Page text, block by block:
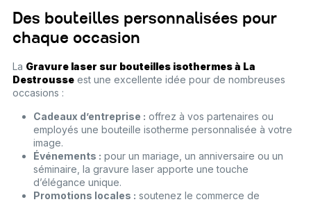
Des bouteilles personnalisées pour
chaque occasion
La Gravure laser sur bouteilles isothermes à La
Destrousseest une excellente idée pour de nombreuses
occasions :
Cadeaux d’entreprise : offrez à vos partenaires ou
employés une bouteille isotherme personnalisée à votre
image.
Événements : pour un mariage, un anniversaire ou un
séminaire, la gravure laser apporte une touche
d’élégance unique.
Promotions locales : soutenez le commerce de